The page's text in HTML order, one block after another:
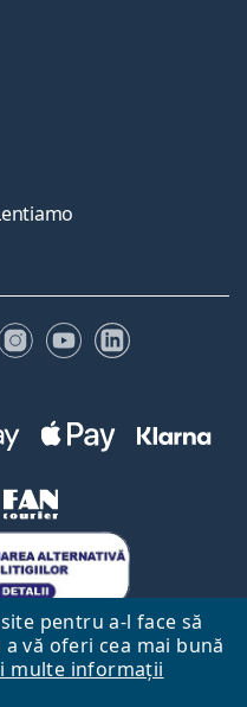
pentru a-l face să
vă oferi cea mai bună
multe informații
Instagram
YouTubeLinkedIn